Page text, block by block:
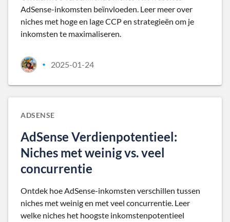
AdSense-inkomsten beïnvloeden. Leer meer over
niches met hoge en lage CCP en strategieën om je
inkomsten te maximaliseren.
• 2025-01-24
ADSENSE
AdSense Verdienpotentieel:
Niches met weinig vs. veel
concurrentie
Ontdek hoe AdSense-inkomsten verschillen tussen
niches met weinig en met veel concurrentie. Leer
welke niches het hoogste inkomstenpotentieel